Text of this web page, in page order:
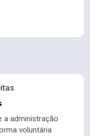
a administração
voluntária